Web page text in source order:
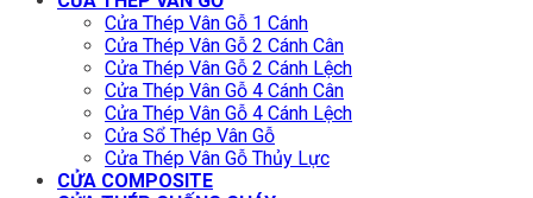
Cửa Thép Vân Gỗ 1 Cánh
Cửa Thép Vân Gỗ 2 Cánh Cân
Cửa Thép Vân Gỗ 2 Cánh Lệch
Cửa Thép Vân Gỗ 4 Cánh Cân
Cửa Thép Vân Gỗ 4 Cánh Lệch
Cửa Sổ Thép Vân Gỗ
Cửa Thép Vân Gỗ Thủy Lực
CỬA COMPOSITE